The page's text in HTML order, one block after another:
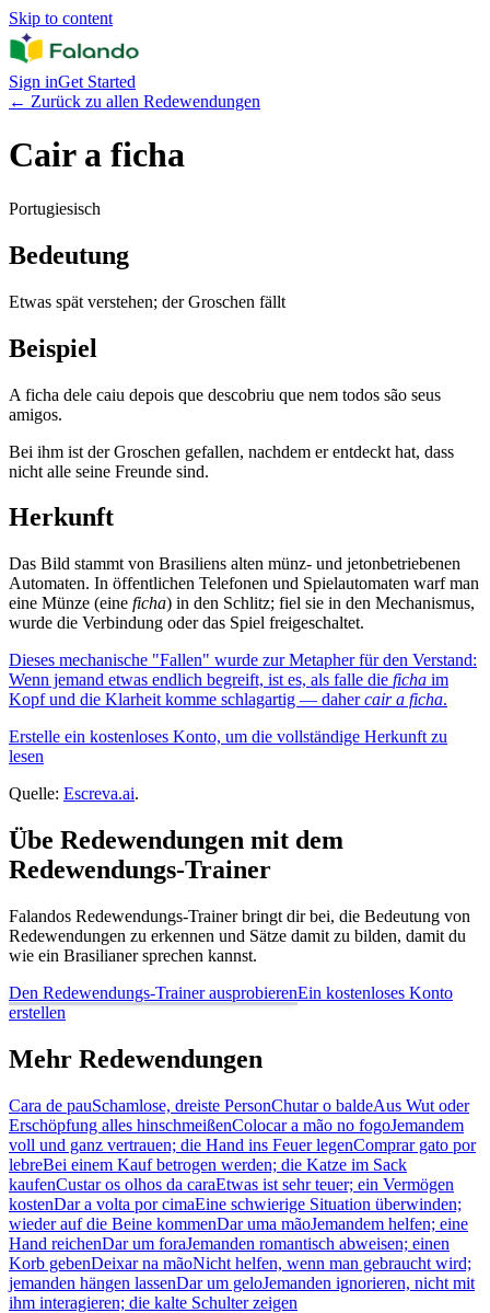
Skip to content
Sign inGet Started
← Zurück zu allen Redewendungen
Cair a ficha
Portugiesisch
Bedeutung
Etwas spät verstehen; der Groschen fällt
Beispiel
A ficha dele caiu depois que descobriu que nem todos são seus
amigos.
Bei ihm ist der Groschen gefallen, nachdem er entdeckt hat, dass
nicht alle seine Freunde sind.
Herkunft
Das Bild stammt von Brasiliens alten münz- und jetonbetriebenen
Automaten. In öffentlichen Telefonen und Spielautomaten warf man
eine Münze (eine ficha) in den Schlitz; fiel sie in den Mechanismus,
wurde die Verbindung oder das Spiel freigeschaltet.
Dieses mechanische "Fallen" wurde zur Metapher für den Verstand:
Wenn jemand etwas endlich begreift, ist es, als falle die ficha im
Kopf und die Klarheit komme schlagartig — dahercair a ficha.
Erstelle ein kostenloses Konto, um die vollständige Herkunft zu
lesen
Quelle: Escreva.ai.
Übe Redewendungen mit dem
Redewendungs-Trainer
Falandos Redewendungs-Trainer bringt dir bei, die Bedeutung von
Redewendungen zu erkennen und Sätze damit zu bilden, damit du
wie ein Brasilianer sprechen kannst.
Den Redewendungs-Trainer ausprobierenEin kostenloses Konto
erstellen
Mehr Redewendungen
Cara de pauSchamlose, dreiste PersonChutar o baldeAus Wut oder
Erschöpfung alles hinschmeißenColocar a mão no fogoJemandem
voll und ganz vertrauen; die Hand ins Feuer legenComprar gato por
lebreBei einem Kauf betrogen werden; die Katze im Sack
kaufenCustar os olhos da caraEtwas ist sehr teuer; ein Vermögen
kostenDar a volta por cimaEine schwierige Situation überwinden;
wieder auf die Beine kommenDar uma mãoJemandem helfen; eine
Hand reichenDar um foraJemanden romantisch abweisen; einen
Korb gebenDeixar na mãoNicht helfen, wenn man gebraucht wird;
jemanden hängen lassenDar um geloJemanden ignorieren, nicht mit
ihm interagieren; die kalte Schulter zeigen